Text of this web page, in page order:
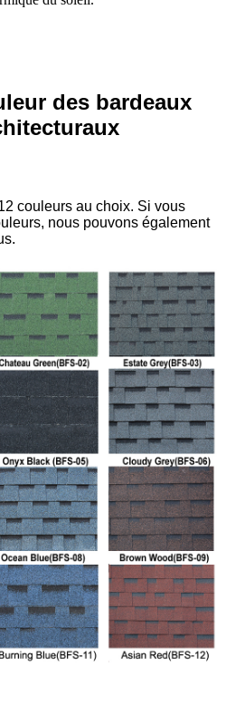
des bardeaux
couleurs au choix. Si vous
nous pouvons également